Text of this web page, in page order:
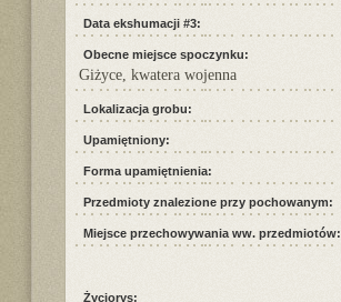
Data ekshumacji #3:
Obecne miejsce spoczynku:
Giżyce, kwatera wojenna
Lokalizacja grobu:
Upamiętniony:
Forma upamiętnienia:
Przedmioty znalezione przy pochowanym:
Miejsce przechowywania ww. przedmiotów:
Życiorys: